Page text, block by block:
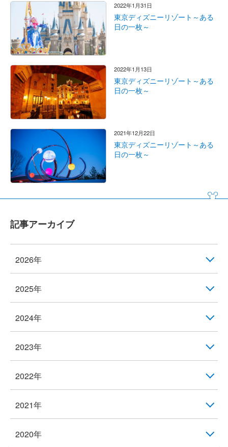
2022年1月31日
東京ディズニーリゾート～ある
日の一枚～
2022年1月13日
東京ディズニーリゾート～ある
日の一枚～
2021年12月22日
東京ディズニーリゾート～ある
日の一枚～
記事アーカイブ
2026年
2025年
2024年
2023年
2022年
2021年
2020年